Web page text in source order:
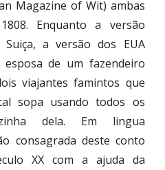
Magazine of Wit‬) ambas
Enquanto a versão
a versão dos EUA
esposa de um fazendeiro
viajantes famintos que
sopa usando todos os
dela. Em lingua
consagrada deste conto
XX com a ajuda da